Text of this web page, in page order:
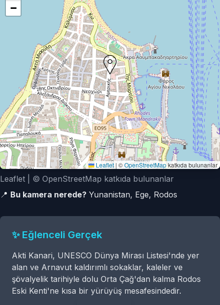
−
Leaflet | ©OpenStreetMapkatkıda bulunanlar
Leaflet | © OpenStreetMap katkıda bulunanlar
📍 Bu kamera nerede? Yunanistan, Ege, Rodos
✨ Eğlenceli Gerçek
Akti Kanari, UNESCO Dünya Mirası Listesi'nde yer
alan ve Arnavut kaldırımlı sokaklar, kaleler ve
şövalyelik tarihiyle dolu Orta Çağ'dan kalma Rodos
Eski Kenti'ne kısa bir yürüyüş mesafesindedir.